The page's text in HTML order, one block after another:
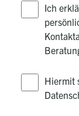
Ich
Hiermit